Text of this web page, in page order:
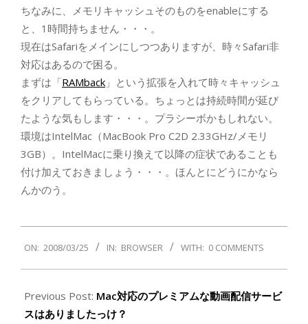
ちなみに、メモリキャッシュそのものをenableにする
と、1時間持ちません・・・。
現在はSafariをメインにしつつありますが、時々Safari非
対応はあるので困る。
まずは「RAMback 」という拡張を入れて時々キャッシュ
をクリアしてもらっている。ちょっとは持続時間が延び
たような気もします・・・。プラシーボかもしれない。
環境はIntelMac（MacBook Pro C2D 2.33GHz/メモリ
3GB）。IntelMacに乗り換えて以降の症状であることも
付け加えておきましょう・・・。ほんとにどうにかなら
んかのう。
03-
25
ON: 2008/03/25 IN: BROWSER WITH: 0 COMMENTS
Previous Post: Mac対応のプレミアムな動画配信サービ
スはありましたっけ？